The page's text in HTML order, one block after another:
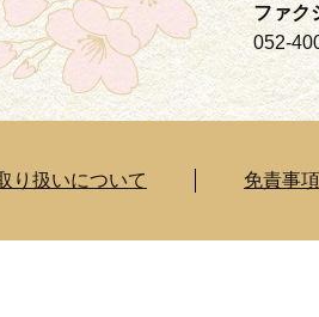
ファク
052-
り扱いについて 免責事項